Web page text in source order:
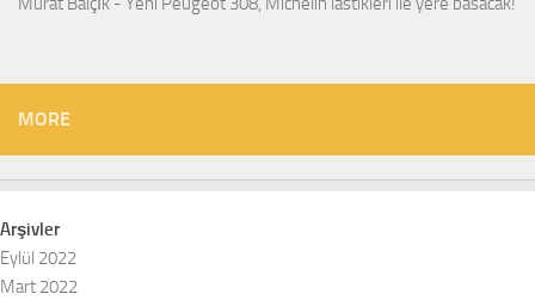
MORE
Arşivler
Eylül 2022
Mart 2022